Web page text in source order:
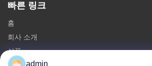
빠른 링크
홈
회사 소개
상품
admin